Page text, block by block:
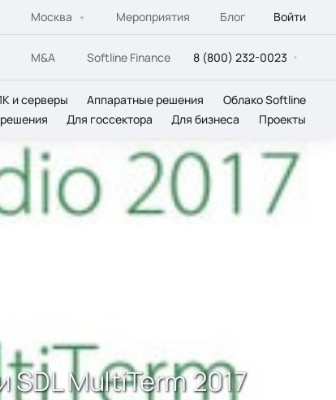
Москва Мероприятия Блог Войти
M&A Softline Finance 8 (800) 232-0023
и серверы Аппаратные решения
Облако Softline
Для госсектора Для бизнеса Проекты
SDL MultiTerm 2017